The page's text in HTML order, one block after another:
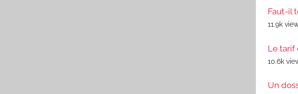
Faut-il
11.9k
Le tarif
10.6k
Un